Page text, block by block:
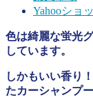
Yahooショ
色は綺麗な蛍光
しています。
しかもいい香り
たカーシャンプ